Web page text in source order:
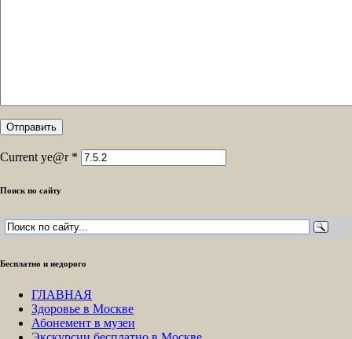
Current ye@r *
Поиск по сайту
Бесплатно и недорого
ГЛАВНАЯ
Здоровье в Москве
Абонемент в музеи